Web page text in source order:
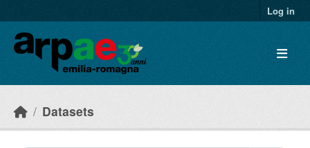
Log in
Datasets